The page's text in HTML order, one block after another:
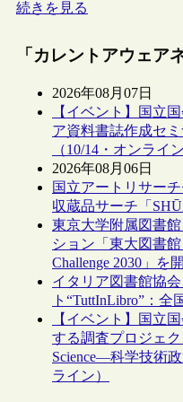
続きを見る
「カレントアウェア
2026年08月07日
【イベント】国立
ア資料書誌作成セ
（10/14・オンライン
2026年08月06日
国立アートリサー
収蔵品サーチ「
東京大学附属図書
ション「東大図書
Challenge 2030」を
イタリア図書館協
ト“TuttInLibro”：
【イベント】国立
する調査プロジェ
Science―科学技術
ライン）